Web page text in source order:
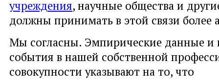
учреждения, научные общества и
должны принимать в этой связи более
Мы согласны. Эмпирические данные и
события в нашей собственной
совокупности указывают на то, что